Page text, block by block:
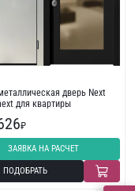
дверь Next
для квартиры
₽
ЗАЯВКА НА РАСЧЕТ
ПОДОБРАТЬ